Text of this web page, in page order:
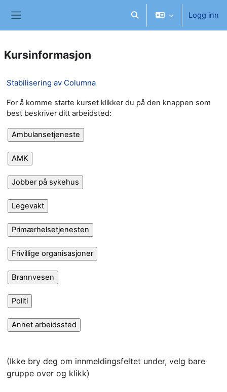
Veksle inndata for søk
Logg inn
Kursinformasjon
Stabilisering av Columna
For å komme starte kurset klikker du på den knappen som
best beskriver ditt arbeidsted:
(Ikke bry deg om innmeldingsfeltet under, velg bare
gruppe over og klikk)